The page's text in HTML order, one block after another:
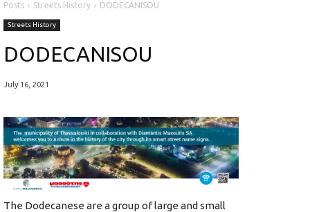
Posts Streets History DODECANISOU
Streets History
DODECANISOU
July 16, 2021
The Dodecanese are a group of large and small